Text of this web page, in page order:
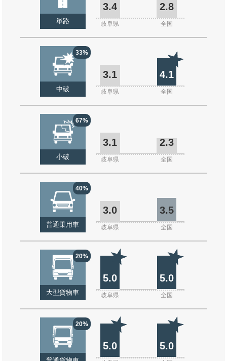
単路
3.4 2.8
岐阜県 全国
33%
中破
3.1 4.1
岐阜県 全国
67%
小破
3.1 2.3
岐阜県 全国
40%
普通乗用車
3.0 3.5
岐阜県 全国
20%
大型貨物車
5.0 5.0
岐阜県 全国
20%
5.0 5.0